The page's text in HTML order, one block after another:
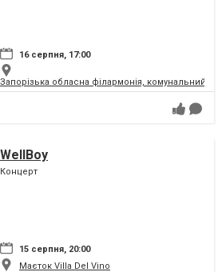
16 серпня, 17:00
Запорізька обласна філармонія, комунальний
WellBoy
Концерт
15 серпня, 20:00
Маєток Villa Del Vino